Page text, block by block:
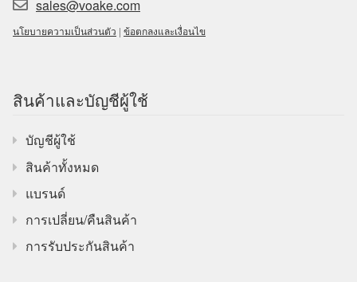
sales@voake.com
นโยบายความเป็นส่วนตัว | ข้อตกลงและเงื่อนไข
สินค้าและบัญชีผู้ใช้
บัญชีผู้ใช้
สินค้าทั้งหมด
แบรนด์
การเปลี่ยน/คืนสินค้า
การรับประกันสินค้า